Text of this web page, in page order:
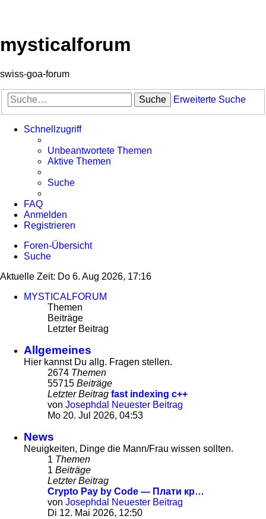
mysticalforum
swiss-goa-forum
Suche Erweiterte Suche
Schnellzugriff
Unbeantwortete Themen
Aktive Themen
Suche
FAQ
Anmelden
Registrieren
Foren-Übersicht
Suche
Aktuelle Zeit: Do 6. Aug 2026, 17:16
MYSTICALFORUM
Themen
Beiträge
Letzter Beitrag
Allgemeines
Hier kannst Du allg. Fragen stellen.
2674 Themen
55715 Beiträge
Letzter Beitrag fast indexing c++
von Josephdal Neuester Beitrag
Mo 20. Jul 2026, 04:53
News
Neuigkeiten, Dinge die Mann/Frau wissen sollten.
1 Themen
1 Beiträge
Letzter Beitrag
Crypto Pay by Code — Плати кр…
von Josephdal Neuester Beitrag
Di 12. Mai 2026, 12:50